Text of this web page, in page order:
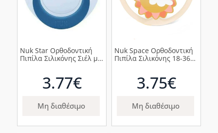
Nuk Star Ορθοδοντική
Πιπίλα Σιλικόνης Σιέλ με
3.77€
Μη διαθέσιμο
Nuk Space Ορθοδοντική
Πιπίλα Σιλικόνης 18-36m
3.75€
Μη διαθέσιμο